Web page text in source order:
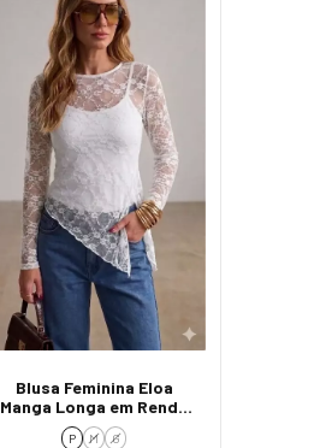
Blusa Feminina Eloa
Manga Longa em Renda
Transparente Branca
P M G